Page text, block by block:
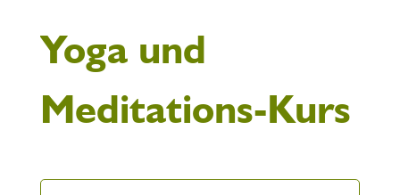
Yoga und
Meditations-Kurs